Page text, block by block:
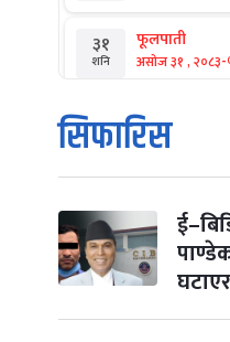
३१
शनि
फूलपाती
असोज ३१ , २०८३-
१
आइत
कार्तिक सङ्क्रान्ति
कार्तिक १, २०८३
मंगल कार्तिक ३, २०८३-
४ विजयादशमी
कार्तिक ४, २०८३-
सिफारिस